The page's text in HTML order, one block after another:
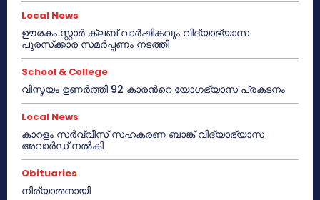
Local News
ഊരകം സ്റ്റാർ ക്ലബ് വാർഷികവും വിദ്യാഭ്യാസ
പുരസ്‌ക്കാര സമർപ്പണം നടത്തി
School & College
വിസ്മയം ഉണർത്തി 92 കാരൻറെ യോഗഭ്യാസ പ്രകടനം
Local News
കാറളം സർവ്വീസ് സഹകരണ ബാങ്ക് വിദ്യാഭ്യാസ
അവാർഡ് നൽകി
Obituaries
നിര്യാതനായി